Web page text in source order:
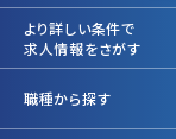
より詳しい条件で
求人情報をさがす
職種から探す